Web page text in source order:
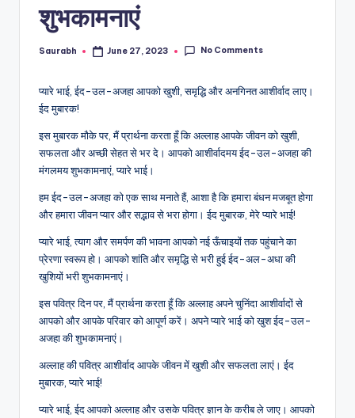
शुभकामनाएं
Posted
Saurabh June 27, 2023 No Comments
प्यारे भाई, ईद-उल-अजहा आपको खुशी, समृद्धि और अनगिनत आशीर्वाद लाए।
ईद मुबारक!
इस मुबारक मौके पर, मैं प्रार्थना करता हूँ कि अल्लाह आपके जीवन को खुशी,
सफलता और अच्छी सेहत से भर दे। आपको आशीर्वादमय ईद-उल-अजहा की
मंगलमय शुभकामनाएं, प्यारे भाई।
हम ईद-उल-अजहा को एक साथ मनाते हैं, आशा है कि हमारा बंधन मजबूत होगा
और हमारा जीवन प्यार और सद्भाव से भरा होगा। ईद मुबारक, मेरे प्यारे भाई!
प्यारे भाई, त्याग और समर्पण की भावना आपको नई ऊँचाइयों तक पहुंचाने का
प्रेरणा स्वरूप हो। आपको शांति और समृद्धि से भरी हुई ईद-अल-अधा की
खुशियों भरी शुभकामनाएं।
इस पवित्र दिन पर, मैं प्रार्थना करता हूँ कि अल्लाह अपने चुनिंदा आशीर्वादों से
आपको और आपके परिवार को आपूर्ण करें। अपने प्यारे भाई को खुश ईद-उल-
अजहा की शुभकामनाएं।
अल्लाह की पवित्र आशीर्वाद आपके जीवन में खुशी और सफलता लाएं। ईद
मुबारक, प्यारे भाई!
प्यारे भाई, ईद आपको अल्लाह और उसके पवित्र ज्ञान के करीब ले जाए। आपको